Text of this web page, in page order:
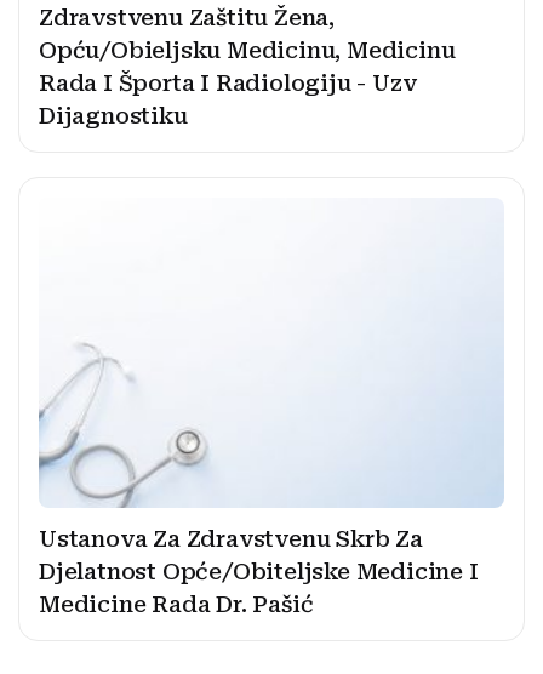
Zdravstvenu Zaštitu Žena,
Opću/Obieljsku Medicinu, Medicinu
Rada I Športa I Radiologiju - Uzv
Dijagnostiku
Ustanova Za Zdravstvenu Skrb Za
Djelatnost Opće/Obiteljske Medicine I
Medicine Rada Dr. Pašić